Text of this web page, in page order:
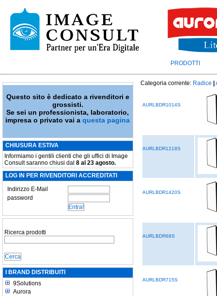
PRODOTTI
Questo sito è dedicato a rivenditori e
grossisti.
Se sei un professionista, laboratorio,
impresa o privato vai aquesta pagina
CHIUSURA ESTIVA
Informiamo i gentili clienti che gli uffici di Image
Consult saranno chiusi dal 8 al 23 agosto.
LOG IN PER RIVENDITORI ACCREDITATI
Indirizzo E-Mail
password
Ricerca prodotti
I BRAND DISTRIBUITI
9Solutions
Aurora
Categoria corrente: Radice
AURLBDR1014S
AURLBDR1218S
AURLBDR1420S
AURLBDR68S
AURLBDR715S